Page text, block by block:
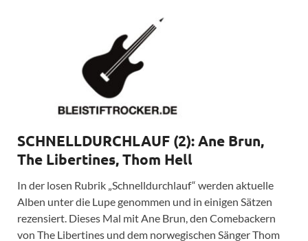
SCHNELLDURCHLAUF (2): Ane Brun,
The Libertines, Thom Hell
In der losen Rubrik „Schnelldurchlauf“ werden aktuelle
Alben unter die Lupe genommen und in einigen Sätzen
rezensiert. Dieses Mal mit Ane Brun, den Comebackern
von The Libertines und dem norwegischen Sänger Thom